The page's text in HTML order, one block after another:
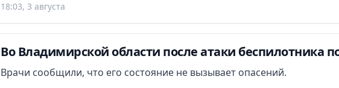
18:03, 3 августа
Во Владимирской области после атаки беспилотника
Врачи сообщили, что его состояние не вызывает опасений.